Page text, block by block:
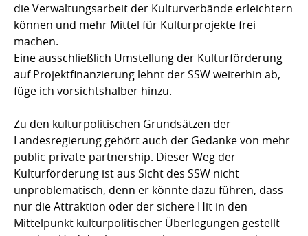
die Verwaltungsarbeit der Kulturverbände erleichtern
können und mehr Mittel für Kulturprojekte frei
machen.
Eine ausschließlich Umstellung der Kulturförderung
auf Projektfinanzierung lehnt der SSW weiterhin ab,
füge ich vorsichtshalber hinzu.
Zu den kulturpolitischen Grundsätzen der
Landesregierung gehört auch der Gedanke von mehr
public-private-partnership. Dieser Weg der
Kulturförderung ist aus Sicht des SSW nicht
unproblematisch, denn er könnte dazu führen, dass
nur die Attraktion oder der sichere Hit in den
Mittelpunkt kulturpolitischer Überlegungen gestellt